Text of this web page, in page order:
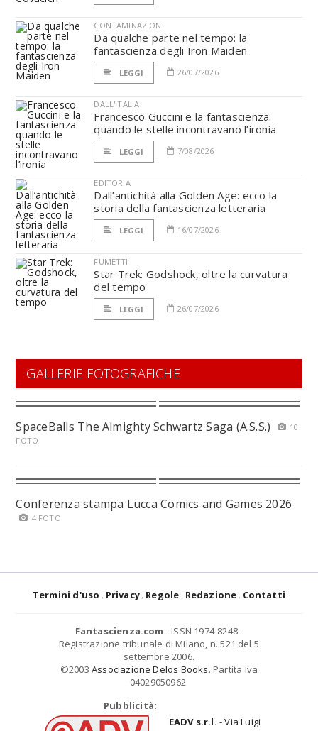
CONTAMINAZIONI
Da qualche parte nel tempo: la
fantascienza degli Iron Maiden
LEGGI 26/07/2026
DALL'ITALIA
Francesco Guccini e la fantascienza:
quando le stelle incontravano l’ironia
LEGGI 7/08/2026
EDITORIA
Dall’antichità alla Golden Age: ecco la
storia della fantascienza letteraria
LEGGI 16/07/2026
FUMETTI
Star Trek: Godshock, oltre la curvatura
del tempo
LEGGI 26/07/2026
GALLERIE FOTOGRAFICHE
SpaceBalls The Almighty Schwartz Saga (A.S.S.)
10
FOTO
Conferenza stampa Lucca Comics and Games 2026
4 FOTO
Termini d'uso Privacy Regole Redazione Contatti
Fantascienza.com - ISSN 1974-8248 -
Registrazione tribunale di Milano, n. 521 del 5
settembre 2006.
©2003 Associazione Delos Books. Partita Iva
04029050962.
Pubblicità:
EADV s.r.l. - Via Luigi